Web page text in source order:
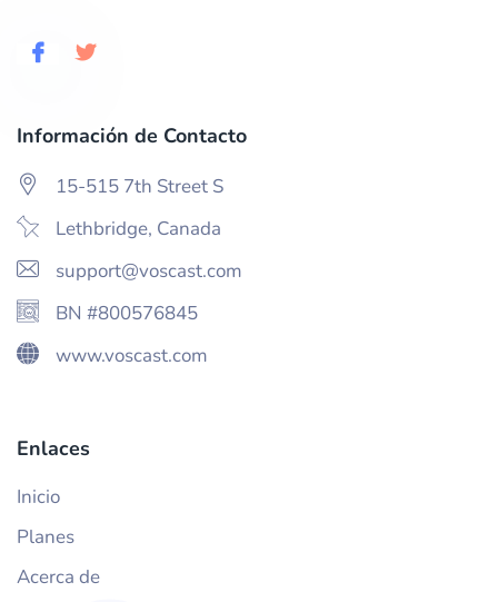
Información de Contacto
15-515 7th Street S
Lethbridge, Canada
support@voscast.com
BN #800576845
www.voscast.com
Enlaces
Inicio
Planes
Acerca de